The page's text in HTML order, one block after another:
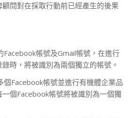
問對在採取行動前已經產生的後果
Facebook帳號及Gmail帳號，在進行
時，將被識別為兩個獨立的帳號。
個Facebook帳號並進行有機體企業品
個Facebook帳號將被識別為一個獨